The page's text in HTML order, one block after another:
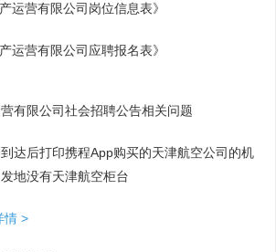
运营有限公司岗位信息表》
运营有限公司应聘报名表》
有限公司社会招聘公告相关问题
达后打印携程App购买的天津航空公司的机
地没有天津航空柜台
情 >